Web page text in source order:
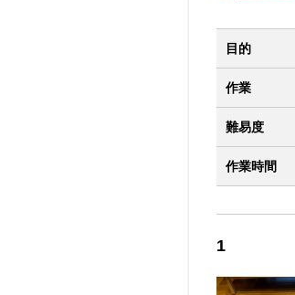
目的
作業
難易度
作業時間
1